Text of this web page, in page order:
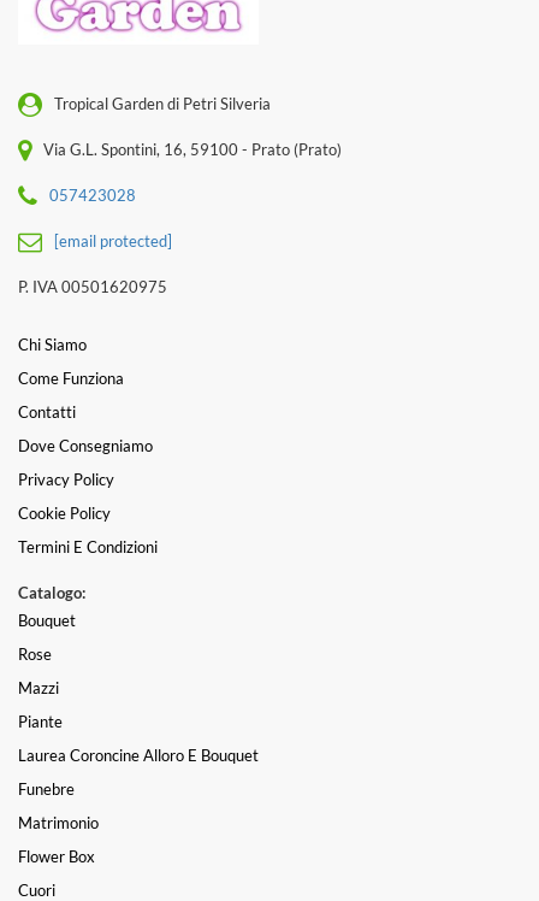
Tropical Garden di Petri Silveria
Via G.L. Spontini, 16, 59100 - Prato (Prato)
057423028
[email protected]
P. IVA 00501620975
Chi Siamo
Come Funziona
Contatti
Dove Consegniamo
Privacy Policy
Cookie Policy
Termini E Condizioni
Catalogo:
Bouquet
Rose
Mazzi
Piante
Laurea Coroncine Alloro E Bouquet
Funebre
Matrimonio
Flower Box
Cuori